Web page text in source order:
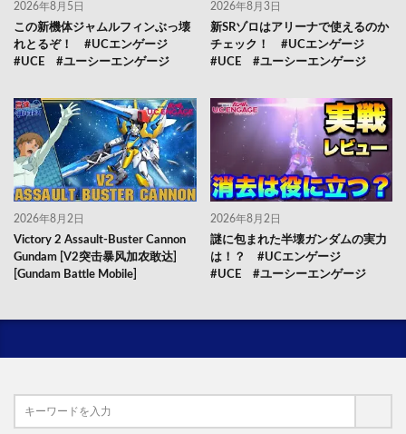
2026年8月5日
この新機体ジャムルフィンぶっ壊
れとるぞ！ #UCエンゲージ
#UCE #ユーシーエンゲージ
2026年8月3日
新SRゾロはアリーナで使えるのか
チェック！ #UCエンゲージ
#UCE #ユーシーエンゲージ
2026年8月2日
Victory 2 Assault-Buster Cannon
Gundam [V2突击暴风加农敢达]
[Gundam Battle Mobile]
2026年8月2日
謎に包まれた半壊ガンダムの実力
は！？ #UCエンゲージ
#UCE #ユーシーエンゲージ